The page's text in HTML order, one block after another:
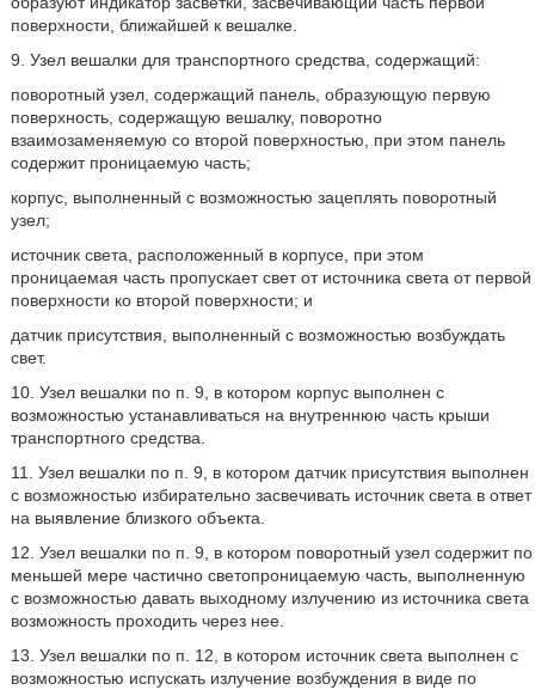
поверхности, ближайшей к вешалке.
9. Узел вешалки для транспортного средства, содержащий:
поворотный узел, содержащий панель, образующую первую
поверхность, содержащую вешалку, поворотно
взаимозаменяемую со второй поверхностью, при этом панель
содержит проницаемую часть;
корпус, выполненный с возможностью зацеплять поворотный
узел;
источник света, расположенный в корпусе, при этом
проницаемая часть пропускает свет от источника света от первой
поверхности ко второй поверхности; и
датчик присутствия, выполненный с возможностью возбуждать
свет.
10. Узел вешалки по п. 9, в котором корпус выполнен с
возможностью устанавливаться на внутреннюю часть крыши
транспортного средства.
11. Узел вешалки по п. 9, в котором датчик присутствия выполнен
с возможностью избирательно засвечивать источник света в ответ
на выявление близкого объекта.
12. Узел вешалки по п. 9, в котором поворотный узел содержит по
меньшей мере частично светопроницаемую часть, выполненную
с возможностью давать выходному излучению из источника света
возможность проходить через нее.
13. Узел вешалки по п. 12, в котором источник света выполнен с
возможностью испускать излучение возбуждения в виде по